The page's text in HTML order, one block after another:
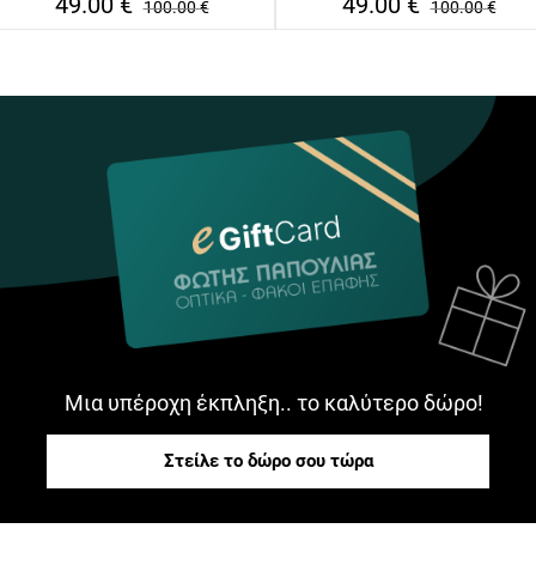
100.00€ 100.00€
Μια υπέροχη έκπληξη.. το καλύτερο δώρο!
Στείλε το δώρο σου τώρα